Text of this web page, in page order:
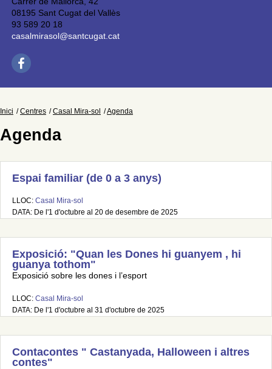
08195 Sant Cugat del Vallès
93 589 20 18
casalmirasol@santcugat.cat
Inici Centres Casal Mira-sol Agenda
Agenda
Espai familiar (de 0 a 3 anys)
LLOC: Casal Mira-sol
DATA: De l'1 d'octubre al 20 de desembre de 2025
Exposició: "Quan les Dones hi guanyem , hi
guanya tothom"
Exposició sobre les dones i l’esport
LLOC: Casal Mira-sol
DATA: De l'1 d'octubre al 31 d'octubre de 2025
Contacontes " Castanyada, Halloween i altres
contes"